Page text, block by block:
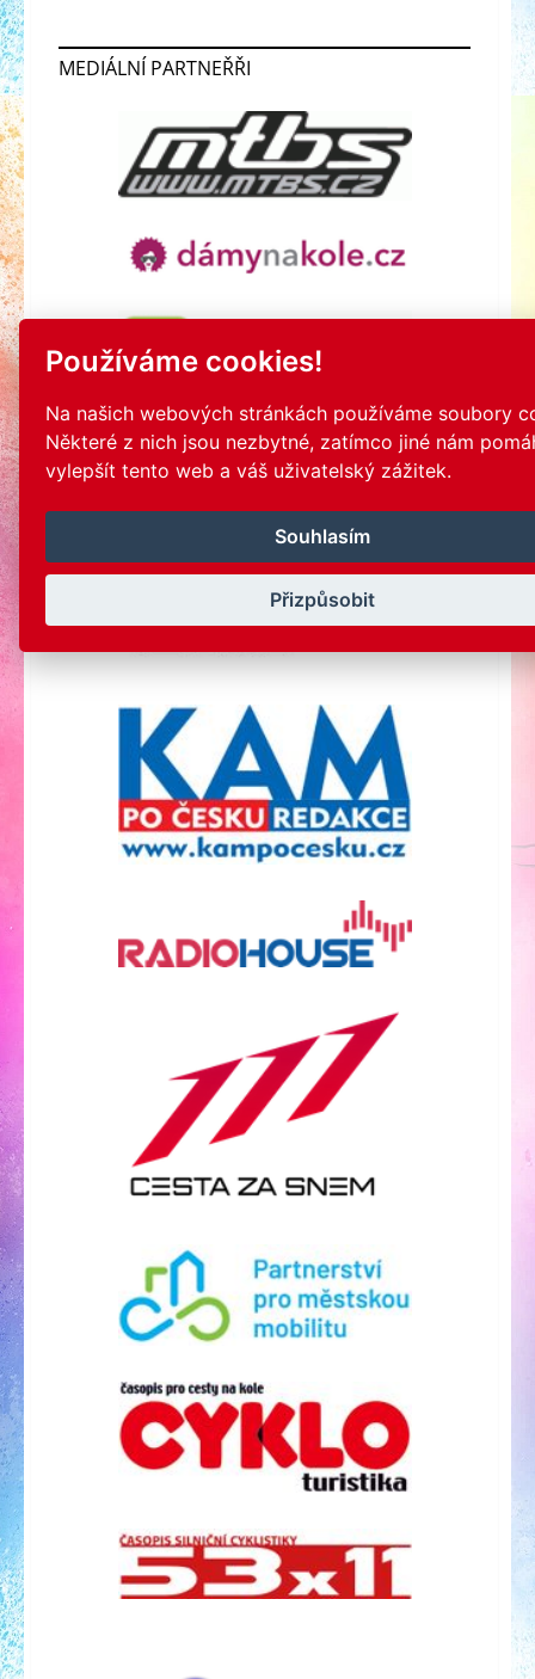
MEDIÁLNÍ PARTNEŘŘI
Používáme cookies!
Na našich webových stránkách používáme soubory
Některé z nich jsou nezbytné, zatímco jiné nám
vylepšít tento web a váš uživatelský zážitek.
Souhlasím
Přizpůsobit